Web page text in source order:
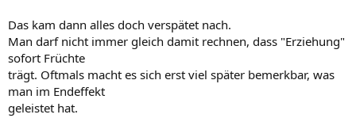
Das kam dann alles doch verspätet nach.
Man darf nicht immer gleich damit rechnen, dass "Erziehung"
sofort Früchte
trägt. Oftmals macht es sich erst viel später bemerkbar, was
man im Endeffekt
geleistet hat.